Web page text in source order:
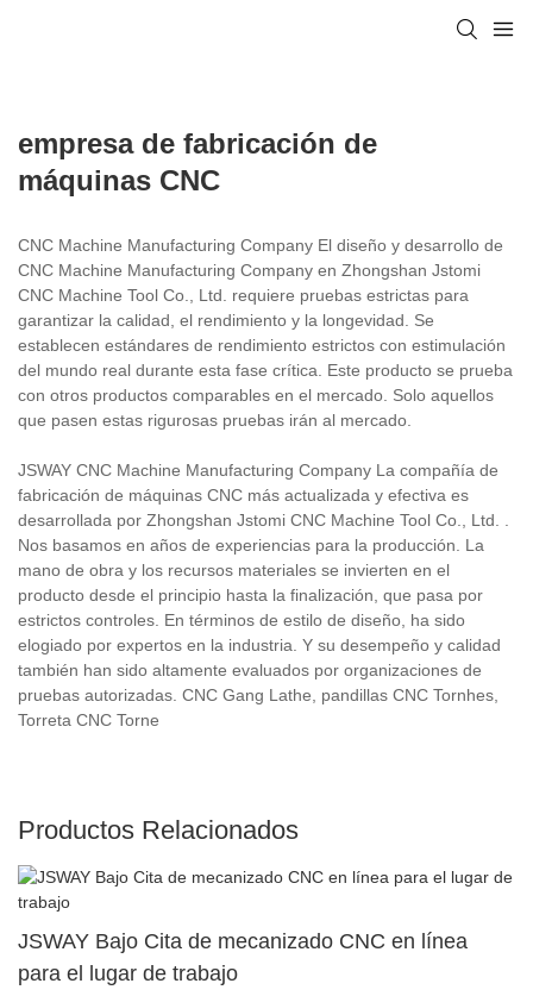
empresa de fabricación de
máquinas CNC
CNC Machine Manufacturing Company El diseño y desarrollo de
CNC Machine Manufacturing Company en Zhongshan Jstomi
CNC Machine Tool Co., Ltd. requiere pruebas estrictas para
garantizar la calidad, el rendimiento y la longevidad. Se
establecen estándares de rendimiento estrictos con estimulación
del mundo real durante esta fase crítica. Este producto se prueba
con otros productos comparables en el mercado. Solo aquellos
que pasen estas rigurosas pruebas irán al mercado.
JSWAY CNC Machine Manufacturing Company La compañía de
fabricación de máquinas CNC más actualizada y efectiva es
desarrollada por Zhongshan Jstomi CNC Machine Tool Co., Ltd. .
Nos basamos en años de experiencias para la producción. La
mano de obra y los recursos materiales se invierten en el
producto desde el principio hasta la finalización, que pasa por
estrictos controles. En términos de estilo de diseño, ha sido
elogiado por expertos en la industria. Y su desempeño y calidad
también han sido altamente evaluados por organizaciones de
pruebas autorizadas. CNC Gang Lathe, pandillas CNC Tornhes,
Torreta CNC Torne
Productos Relacionados
JSWAY Bajo Cita de mecanizado CNC en línea
para el lugar de trabajo